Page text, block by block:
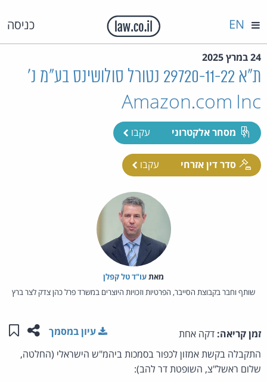
כניסה EN
24 במרץ 2025
ת"א 29720-11-22 נטורל סולושינס בע"מ נ'
Amazon.com Inc
מסחר אלקטרוני עקבו
סדר דין אזרחי עקבו
מאת‏עו"ד טל קפלן
שותף וחבר בקבוצת הסייבר, הפרטיות וזכויות היוצרים במשרד פרל כהן צדק לצר ברץ
זמן קריאה: דקה אחת שתפו
עיון במסמך
התקבלה בקשת אמזון לכפור בסמכות ביהמ"ש הישראלי (החלטה,
שלום ראשל"צ, השופטת דר להב):